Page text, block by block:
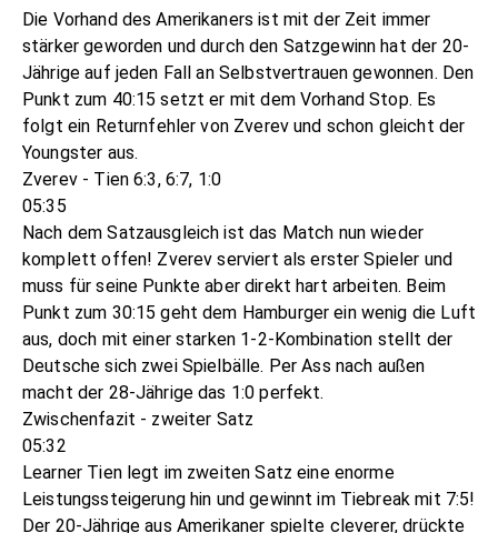
Die Vorhand des Amerikaners ist mit der Zeit immer
stärker geworden und durch den Satzgewinn hat der 20-
Jährige auf jeden Fall an Selbstvertrauen gewonnen. Den
Punkt zum 40:15 setzt er mit dem Vorhand Stop. Es
folgt ein Returnfehler von Zverev und schon gleicht der
Youngster aus.
Zverev - Tien 6:3, 6:7, 1:0
05:35
Nach dem Satzausgleich ist das Match nun wieder
komplett offen! Zverev serviert als erster Spieler und
muss für seine Punkte aber direkt hart arbeiten. Beim
Punkt zum 30:15 geht dem Hamburger ein wenig die Luft
aus, doch mit einer starken 1-2-Kombination stellt der
Deutsche sich zwei Spielbälle. Per Ass nach außen
macht der 28-Jährige das 1:0 perfekt.
Zwischenfazit - zweiter Satz
05:32
Learner Tien legt im zweiten Satz eine enorme
Leistungssteigerung hin und gewinnt im Tiebreak mit 7:5!
Der 20-Jährige aus Amerikaner spielte cleverer, drückte